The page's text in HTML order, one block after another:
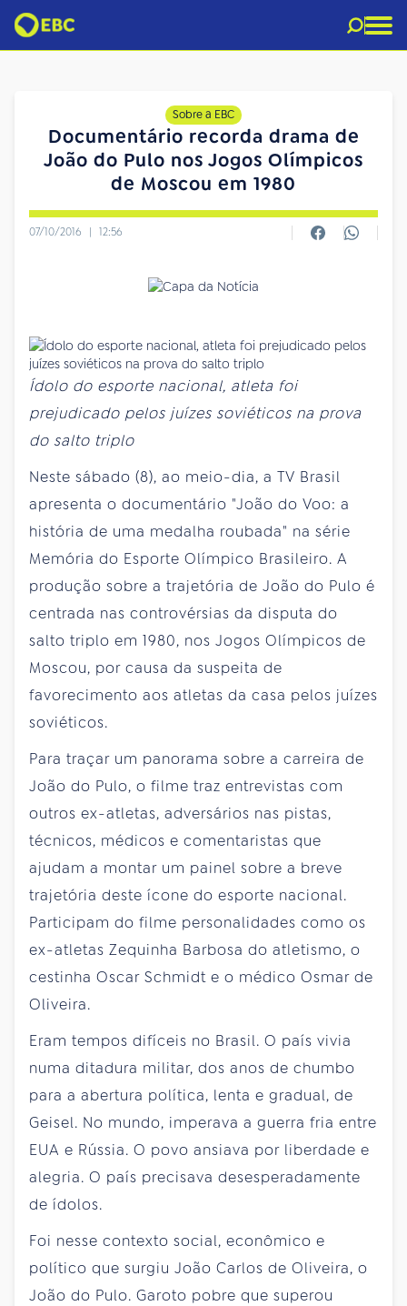
Sobre a EBC
Documentário recorda drama de
João do Pulo nos Jogos Olímpicos
de Moscou em 1980
07/10/2016 | 12:56
Ídolo do esporte nacional, atleta foi
prejudicado pelos juízes soviéticos na prova
do salto triplo
Neste sábado (8), ao meio-dia, a TV Brasil
apresenta o documentário "João do Voo: a
história de uma medalha roubada" na série
Memória do Esporte Olímpico Brasileiro. A
produção sobre a trajetória de João do Pulo é
centrada nas controvérsias da disputa do
salto triplo em 1980, nos Jogos Olímpicos de
Moscou, por causa da suspeita de
favorecimento aos atletas da casa pelos juízes
soviéticos.
Para traçar um panorama sobre a carreira de
João do Pulo, o filme traz entrevistas com
outros ex-atletas, adversários nas pistas,
técnicos, médicos e comentaristas que
ajudam a montar um painel sobre a breve
trajetória deste ícone do esporte nacional.
Participam do filme personalidades como os
ex-atletas Zequinha Barbosa do atletismo, o
cestinha Oscar Schmidt e o médico Osmar de
Oliveira.
Eram tempos difíceis no Brasil. O país vivia
numa ditadura militar, dos anos de chumbo
para a abertura política, lenta e gradual, de
Geisel. No mundo, imperava a guerra fria entre
EUA e Rússia. O povo ansiava por liberdade e
alegria. O país precisava desesperadamente
de ídolos.
Foi nesse contexto social, econômico e
político que surgiu João Carlos de Oliveira, o
João do Pulo. Garoto pobre que superou